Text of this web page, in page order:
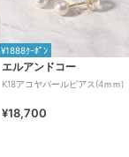
¥1888ｸｰﾎﾟﾝ
エルアンドコー
K18アコヤパールピアス(4ｍｍ)
¥18,700